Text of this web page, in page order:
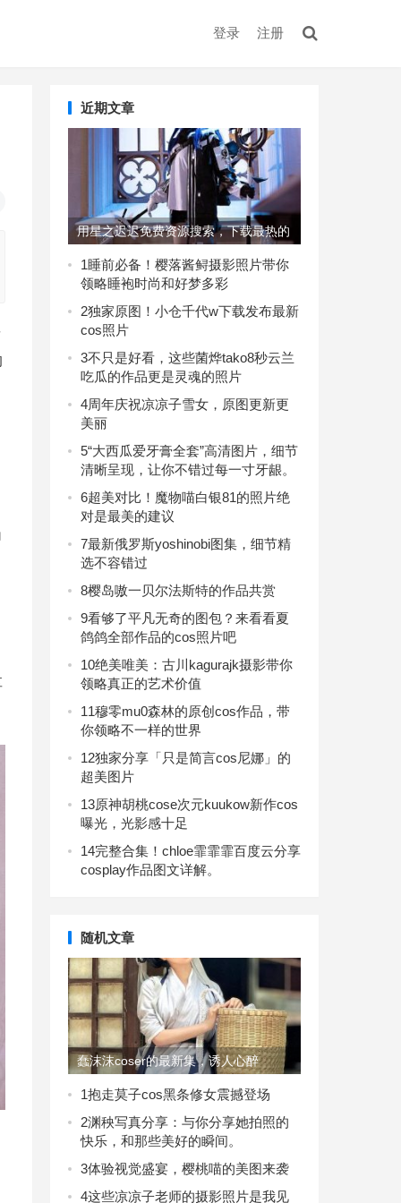
登录 注册
近期文章
用星之迟迟免费资源搜索，下载最热的
美图集
1睡前必备！樱落酱鲟摄影照片带你
领略睡袍时尚和好梦多彩
2独家原图！小仓千代w下载发布最新
cos照片
3不只是好看，这些菌烨tako8秒云兰
吃瓜的作品更是灵魂的照片
4周年庆祝凉凉子雪女，原图更新更
美丽
5“大西瓜爱牙膏全套”高清图片，细节
清晰呈现，让你不错过每一寸牙龈。
6超美对比！魔物喵白银81的照片绝
对是最美的建议
7最新俄罗斯yoshinobi图集，细节精
选不容错过
8樱岛嗷一贝尔法斯特的作品共赏
9看够了平凡无奇的图包？来看看夏
鸽鸽全部作品的cos照片吧
10绝美唯美：古川kagurajk摄影带你
领略真正的艺术价值
11穆零mu0森林的原创cos作品，带
你领略不一样的世界
12独家分享「只是简言cos尼娜」的
超美图片
13原神胡桃cose次元kuukow新作cos
曝光，光影感十足
14完整合集！chloe霏霏霏百度云分享
cosplay作品图文详解。
随机文章
蠢沫沫coser的最新集，诱人心醉
1抱走莫子cos黑条修女震撼登场
2渊秧写真分享：与你分享她拍照的
快乐，和那些美好的瞬间。
3体验视觉盛宴，樱桃喵的美图来袭
4这些凉凉子老师的摄影照片是我见